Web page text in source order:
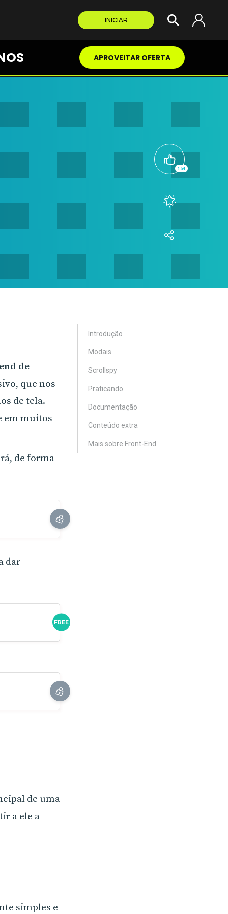
INICIAR
APROVEITAR OFERTA
154
de
que nos
de tela.
em muitos
de forma
dar
FREE
de uma
a ele a
simples e
Introdução
Modais
Scrollspy
Praticando
Documentação
Conteúdo extra
Mais sobre Front-End